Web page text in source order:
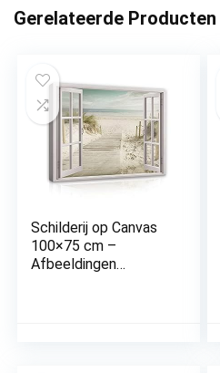
Gerelateerde Producten
Schilderij op Canvas
100×75 cm –
Afbeeldingen